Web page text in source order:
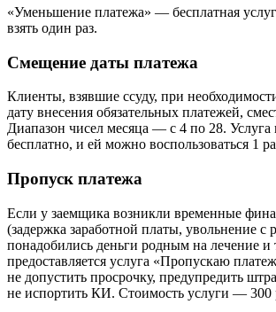
«Уменьшение платежа» — бесплатная
взять один раз.
Смещение даты платежа
Клиенты, взявшие ссуду, при
дату внесения обязательных платежей,
Диапазон чисел месяца — с 4 по 28. Услуга
бесплатно, и ей можно воспользоваться 1
Пропуск платежа
Если у заемщика возникли временные
(задержка заработной платы, увольнение с
понадобились деньги родным на лечение и
предоставляется услуга «Пропускаю
не допустить просрочку, предупредить
не испортить КИ. Стоимость услуги — 300